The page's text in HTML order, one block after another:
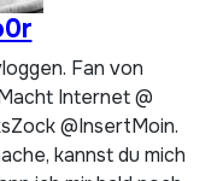
Fan von
Internet @
@InsertMoin.
kannst du mich